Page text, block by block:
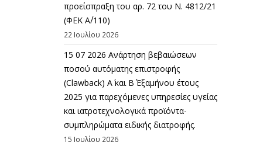
προείσπραξη του αρ. 72 του Ν. 4812/21
(ΦΕΚ Α΄/110)
22 Ιουλίου 2026
15 07 2026 Ανάρτηση βεβαιώσεων
ποσού αυτόματης επιστροφής
(Clawback) A΄ και Β΄ Εξαμήνου έτους
2025 για παρεχόμενες υπηρεσίες υγείας
και ιατροτεχνολογικά προϊόντα-
συμπληρώματα ειδικής διατροφής.
15 Ιουλίου 2026